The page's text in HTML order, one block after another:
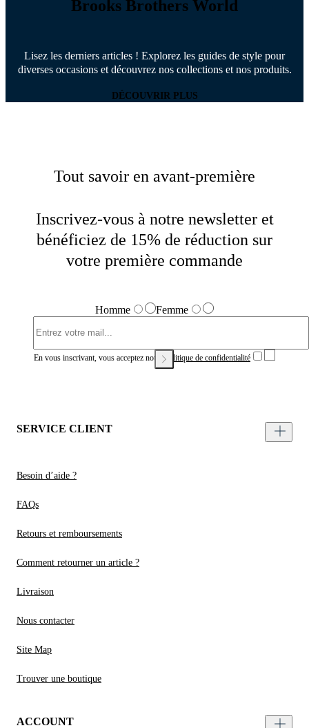
Brooks Brothers World
Lisez les derniers articles ! Explorez les guides de style pour
diverses occasions et découvrez nos collections et nos produits.
DÉCOUVRIR PLUS
Tout savoir en avant-première
Inscrivez-vous à notre newsletter et
bénéficiez de 15% de réduction sur
votre première commande
Homme Femme
En vous inscrivant, vous acceptez notrePolitique de confidentialité
SERVICE CLIENT
Besoin d’aide ?
FAQs
Retours et remboursements
Comment retourner un article ?
Livraison
Nous contacter
Site Map
Trouver une boutique
ACCOUNT